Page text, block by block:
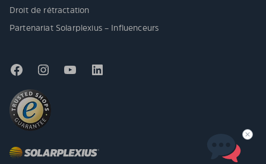
Droit de rétractation
Partenariat Solarplexius – Influenceurs